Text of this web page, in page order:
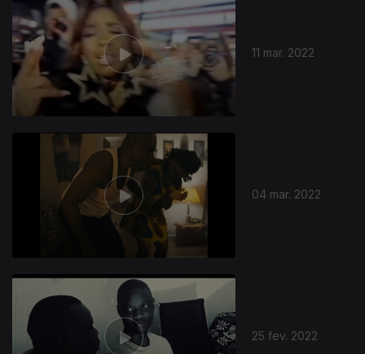
11 mar. 2022
04 mar. 2022
25 fev. 2022